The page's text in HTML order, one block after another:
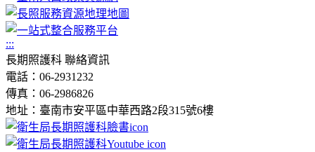
:::
長期照護科 聯絡資訊
電話：06-2931232
傳真：06-2986826
地址：臺南市安平區中華西路2段315號6樓